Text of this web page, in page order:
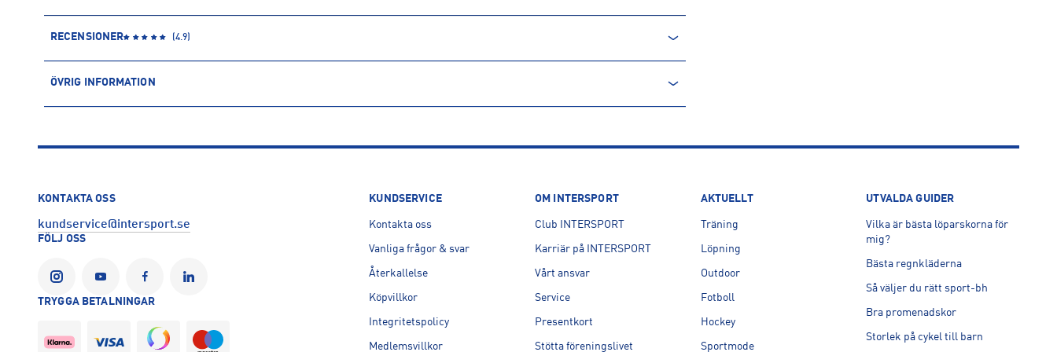
RECENSIONER (4.9)
ÖVRIG INFORMATION
Leverantörens produktnummer: 206990
Tillverkaradress: Planeetbaan 4, 2132, Hoofddorp, NL
KONTAKTA OSS
kundservice@intersport.se
FÖLJ OSS
TRYGGA BETALNINGAR
KUNDSERVICE
Kontakta oss
Vanliga frågor & svar
Återkallelse
Köpvillkor
Integritetspolicy
Medlemsvillkor
OM INTERSPORT
Club INTERSPORT
Karriär på INTERSPORT
Vårt ansvar
Service
Presentkort
Stötta föreningslivet
AKTUELLT
Träning
Löpning
Outdoor
Fotboll
Hockey
Sportmode
UTVALDA GUIDER
Vilka är bästa löparskorna för
mig?
Bästa regnkläderna
Så väljer du rätt sport-bh
Bra promenadskor
Storlek på cykel till barn